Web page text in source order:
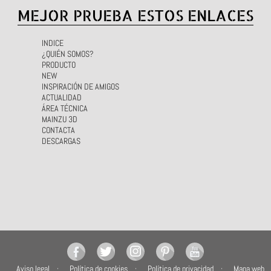
MEJOR PRUEBA ESTOS ENLACES
INDICE
¿QUIÉN SOMOS?
PRODUCTO
NEW
INSPIRACIÓN DE AMIGOS
ACTUALIDAD
ÁREA TÉCNICA
MAINZU 3D
CONTACTA
DESCARGAS
Aviso legal Política de cookies Política de privacidad Mapa web